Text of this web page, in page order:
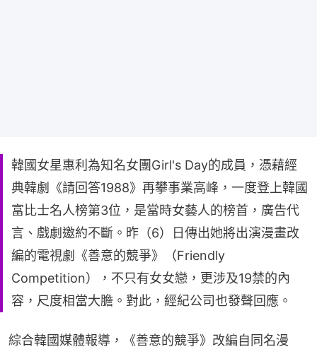
韓國女星惠利為知名女團Girl's Day的成員，憑藉經
典韓劇《請回答1988》再攀事業高峰，一度登上韓國
富比士名人榜第3位，是當時女藝人的榜首，廣告代
言、戲劇邀約不斷。昨（6）日傳出她將出演漫畫改
編的電視劇《善意的競爭》（Friendly
Competition），不只有女女戀，更涉及19禁的內
容，尺度相當大膽。對此，經紀公司也發聲回應。
綜合韓國媒體報導，《善意的競爭》改編自同名漫